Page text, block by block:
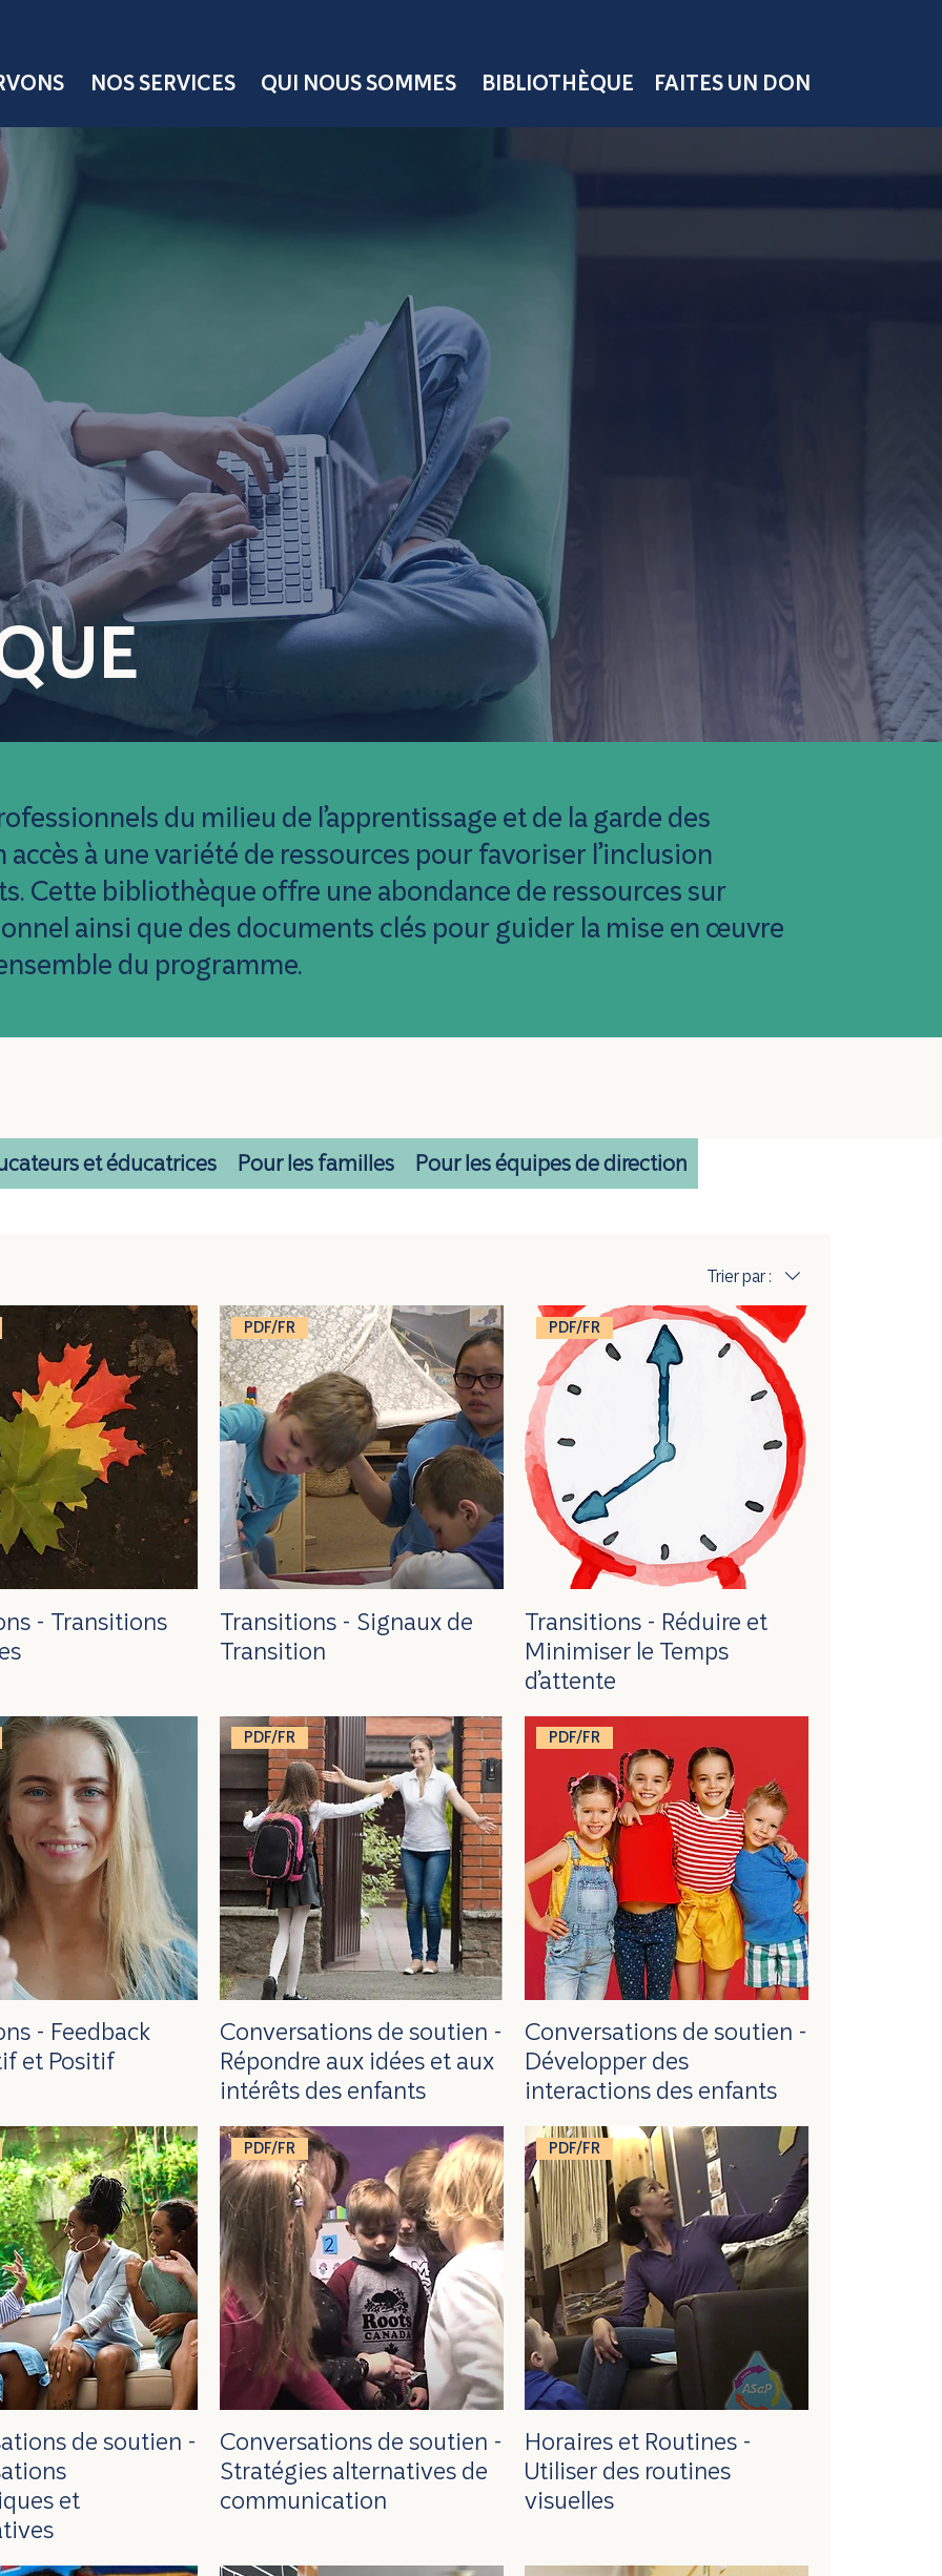
NOS SERVICES QUI NOUS SOMMES BIBLIOTHÈQUE FAITES UN DON
du milieu de l’apprentissage et de la garde des
à une variété de ressources pour favoriser l’inclusion
Cette bibliothèque offre une abondance de ressources sur
ainsi que des documents clés pour guider la mise en œuvre
du programme.
et éducatrices Pour les familles Pour les équipes de direction
Trier par :
- Transitions
PDF/FR
Transitions - Signaux de
Transition
PDF/FR
Transitions - Réduire et
Minimiser le Temps
d’attente
- Feedback
et Positif
PDF/FR
Conversations de soutien -
Répondre aux idées et aux
intérêts des enfants
PDF/FR
Conversations de soutien -
Développer des
interactions des enfants
de soutien -
et
PDF/FR
Conversations de soutien -
Stratégies alternatives de
communication
PDF/FR
Horaires et Routines -
Utiliser des routines
visuelles